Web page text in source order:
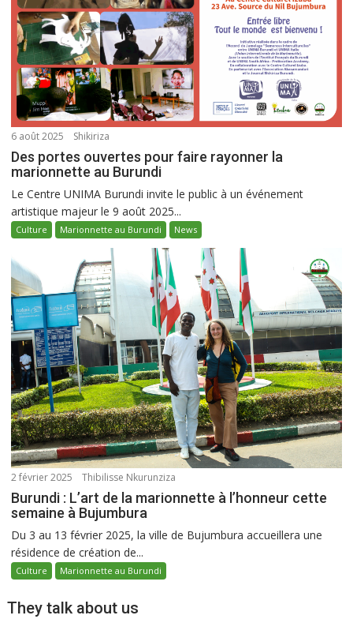
6 août 2025 Shikiriza
Des portes ouvertes pour faire rayonner la
marionnette au Burundi
Le Centre UNIMA Burundi invite le public à un événement
artistique majeur le 9 août 2025...
Culture Marionnette au Burundi News
2 février 2025 Thibilisse Nkurunziza
Burundi : L’art de la marionnette à l’honneur cette
semaine à Bujumbura
Du 3 au 13 février 2025, la ville de Bujumbura accueillera une
résidence de création de...
Culture Marionnette au Burundi
They talk about us